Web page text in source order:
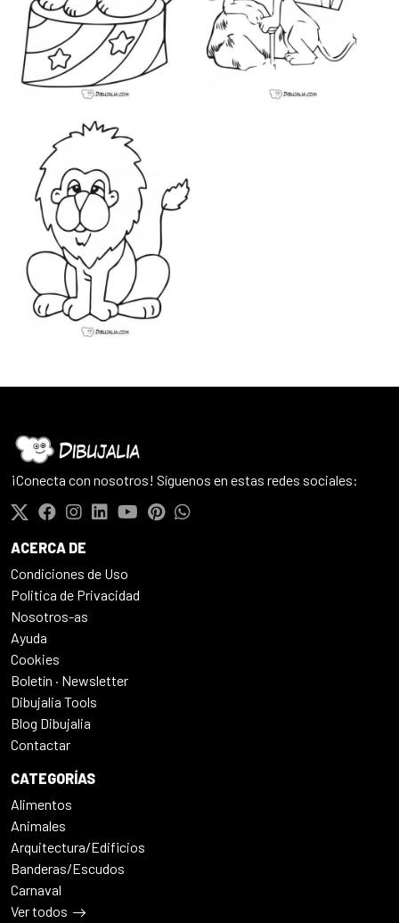
¡Conecta con nosotros! Síguenos en estas redes sociales:
ACERCA DE
Condiciones de Uso
Politica de Privacidad
Nosotros-as
Ayuda
Cookies
Boletín · Newsletter
Dibujalia Tools
Blog Dibujalia
Contactar
CATEGORÍAS
Alimentos
Animales
Arquitectura/Edificios
Banderas/Escudos
Carnaval
Ver todos